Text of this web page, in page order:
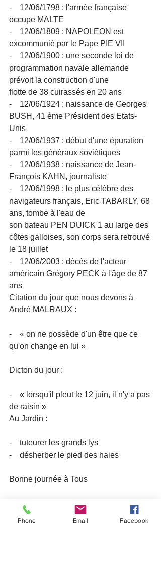
-    12/06/1798 : l'armée française
occupe MALTE
-    12/06/1809 : NAPOLEON est
excommunié par le Pape PIE VII
-    12/06/1900 : une seconde loi de
programmation navale allemande
prévoit la construction d'une
flotte de 38 cuirassés en 20 ans
-    12/06/1924 : naissance de Georges
BUSH, 41 ème Président des Etats-
Unis
-    12/06/1937 : début d'une épuration
parmi les généraux soviétiques
-    12/06/1938 : naissance de Jean-
François KAHN, journaliste
-    12/06/1998 : le plus célèbre des
navigateurs français, Eric TABARLY, 68
ans, tombe à l'eau de
son bateau PEN DUICK 1 au large des
côtes galloises, son corps sera retrouvé
le 18 juillet
-    12/06/2003 : décès de l'acteur
américain Grégory PECK à l'âge de 87
ans
Citation du jour que nous devons à
André MALRAUX :
-    « on ne possède d'un être que ce
qu'on change en lui »
Dicton du jour :
-    « lorsqu'il pleut le 12 juin, il n'y a pas
de raisin »
Au Jardin :
-    tuteurer les grands lys
-    désherber le pied des haies
Bonne journée à Tous
Le Président et les membres du CA
Phone Email Facebook